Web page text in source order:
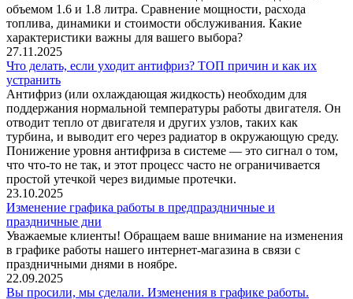
объемом 1.6 и 1.8 литра. Сравнение мощности, расхода
топлива, динамики и стоимости обслуживания. Какие
характеристики важны для вашего выбора?
27.11.2025
Что делать, если уходит антифриз? ТОП причин и как их
устранить
Антифриз (или охлаждающая жидкость) необходим для
поддержания нормальной температуры работы двигателя. Он
отводит тепло от двигателя и других узлов, таких как
турбина, и выводит его через радиатор в окружающую среду.
Понижение уровня антифриза в системе — это сигнал о том,
что что-то не так, и этот процесс часто не ограничивается
простой утечкой через видимые протечки.
23.10.2025
Изменение графика работы в предпраздничные и
праздничные дни
Уважаемые клиенты! Обращаем ваше внимание на изменения
в графике работы нашего интернет-магазина в связи с
праздничными днями в ноябре.
22.09.2025
Вы просили, мы сделали. Изменения в графике работы.